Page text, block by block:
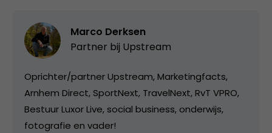
Marco Derksen
Partner bij Upstream
Oprichter/partner Upstream, Marketingfacts,
Arnhem Direct, SportNext, TravelNext, RvT VPRO,
Bestuur Luxor Live, social business, onderwijs,
fotografie en vader!